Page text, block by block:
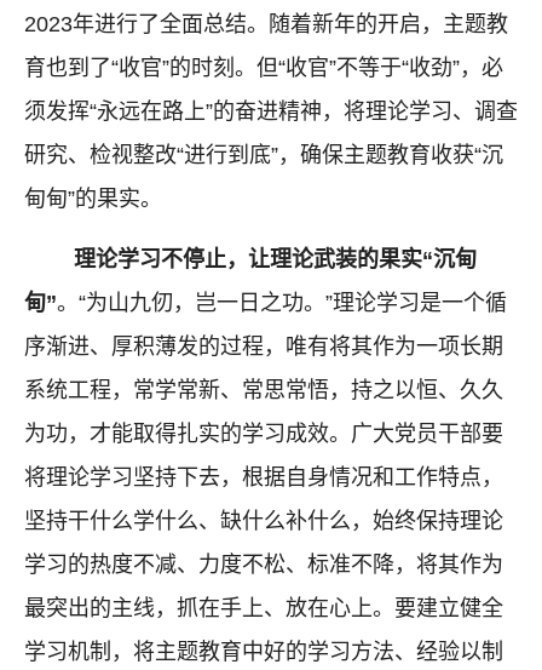
2023年进行了全面总结。随着新年的开启，主题教
育也到了“收官”的时刻。但“收官”不等于“收劲”，必
须发挥“永远在路上”的奋进精神，将理论学习、调查
研究、检视整改“进行到底”，确保主题教育收获“沉
甸甸”的果实。
理论学习不停止，让理论武装的果实“沉甸
甸”。“为山九仞，岂一日之功。”理论学习是一个循
序渐进、厚积薄发的过程，唯有将其作为一项长期
系统工程，常学常新、常思常悟，持之以恒、久久
为功，才能取得扎实的学习成效。广大党员干部要
将理论学习坚持下去，根据自身情况和工作特点，
坚持干什么学什么、缺什么补什么，始终保持理论
学习的热度不减、力度不松、标准不降，将其作为
最突出的主线，抓在手上、放在心上。要建立健全
学习机制，将主题教育中好的学习方法、经验以制